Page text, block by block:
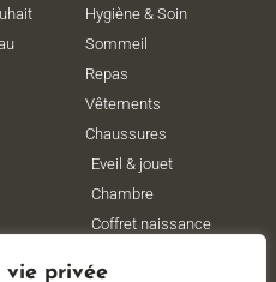
vie privée
Hygiène & Soin
Sommeil
Repas
Vêtements
Chaussures
Eveil & jouet
Chambre
Coffret naissance